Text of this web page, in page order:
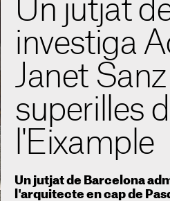
Un jutjat
investiga
Janet
superilles
l'Eixample
Un jutjat de Barcelona
l'arquitecte en cap de